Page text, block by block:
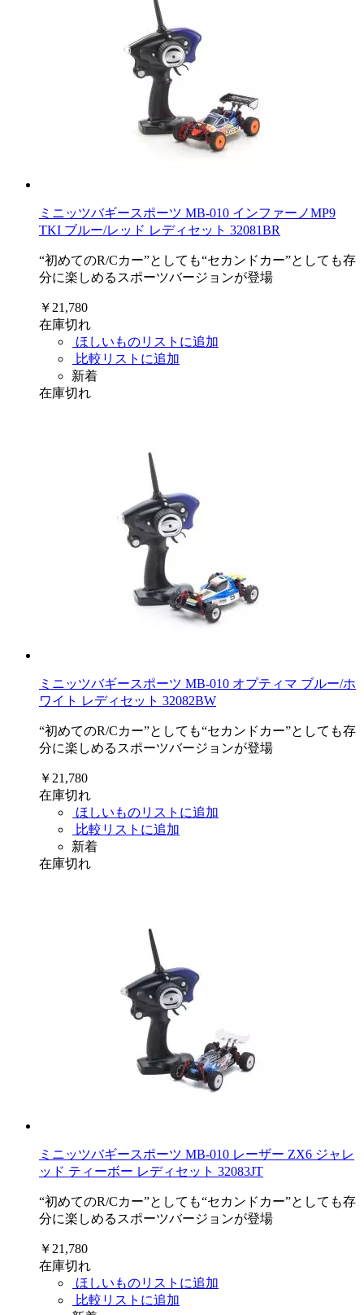
ミニッツバギースポーツ MB-010 インファーノMP9
TKI ブルー/レッド レディセット 32081BR
“初めてのR/Cカー”としても“セカンドカー”としても存
分に楽しめるスポーツバージョンが登場
￥21,780
在庫切れ
ほしいものリストに追加
比較リストに追加
新着
在庫切れ
ミニッツバギースポーツ MB-010 オプティマ ブルー/ホ
ワイト レディセット 32082BW
“初めてのR/Cカー”としても“セカンドカー”としても存
分に楽しめるスポーツバージョンが登場
￥21,780
在庫切れ
ほしいものリストに追加
比較リストに追加
新着
在庫切れ
ミニッツバギースポーツ MB-010 レーザー ZX6 ジャレ
ッド ティーボー レディセット 32083JT
“初めてのR/Cカー”としても“セカンドカー”としても存
分に楽しめるスポーツバージョンが登場
￥21,780
在庫切れ
ほしいものリストに追加
比較リストに追加